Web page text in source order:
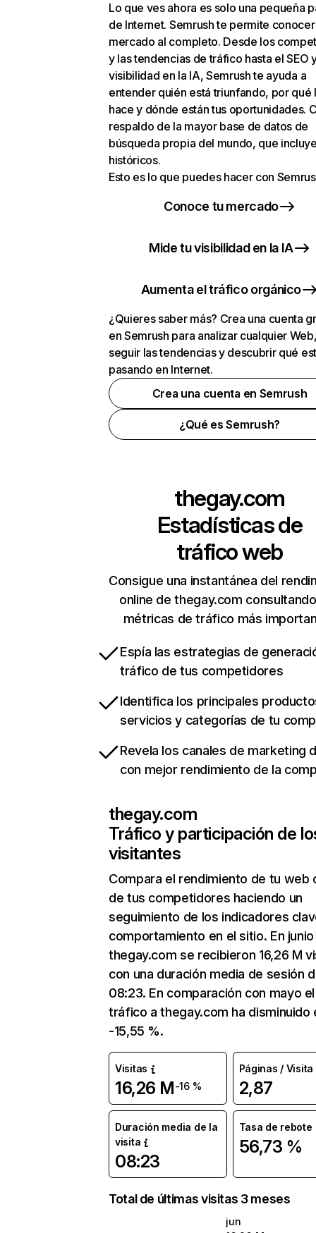
Lo que ves ahora es solo una pequeña
de Internet. Semrush te permite
mercado al completo. Desde los
y las tendencias de tráfico hasta el SEO
visibilidad en la IA, Semrush te ayuda a
entender quién está triunfando, por qué
hace y dónde están tus oportunidades.
respaldo de la mayor base de datos de
búsqueda propia del mundo, que
históricos.
Esto es lo que puedes hacer con
Conoce tu mercado
Mide tu visibilidad en la IA
Aumenta el tráfico orgánico
¿Quieres saber más? Crea una cuenta
en Semrush para analizar cualquier
seguir las tendencias y descubrir qué
pasando en Internet.
Crea una cuenta en Semrush
¿Qué es Semrush?
thegay.com
Estadísticas de
tráfico web
Consigue una instantánea del
online de thegay.com
métricas de tráfico más
Espía las estrategias de
tráfico de tus competidores
Identifica los principales
servicios y categorías de tu
Revela los canales de marketing
con mejor rendimiento de la
thegay.com
Tráfico y participación de
visitantes
Compara el rendimiento de tu web
de tus competidores haciendo un
seguimiento de los indicadores
comportamiento en el sitio. En junio
thegay.com se recibieron 16,26 M
con una duración media de sesión
08:23. En comparación con mayo el
tráfico a thegay.com ha disminuido
-15,55 %.
Visitas
16,26 M-16 %
Páginas / Visita
2,87
Duración media de la
visita
08:23
Tasa de rebote
56,73 %
Total de últimas visitas 3 meses
jun